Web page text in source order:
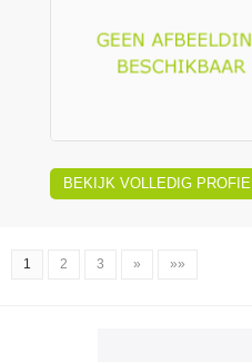
BEKIJK VOLLEDIG PROFIEL
1 2 3 » »»